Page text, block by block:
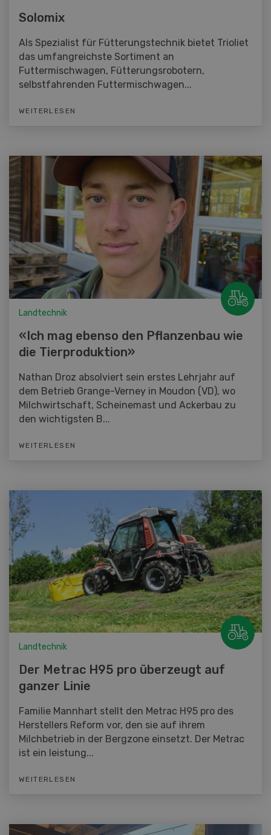
Solomix
Als Spezialist für Fütterungstechnik bietet Trioliet
das umfangreichste Sortiment an
Futtermischwagen, Fütterungsrobotern,
selbstfahrenden Futtermischwagen...
WEITERLESEN
Landtechnik
«Ich mag ebenso den Pflanzenbau wie
die Tierproduktion»
Nathan Droz absolviert sein erstes Lehrjahr auf
dem Betrieb Grange-Verney in Moudon (VD), wo
Milchwirtschaft, Scheinemast und Ackerbau zu
den wichtigsten B...
WEITERLESEN
Landtechnik
Der Metrac H95 pro überzeugt auf
ganzer Linie
Familie Mannhart stellt den Metrac H95 pro des
Herstellers Reform vor, den sie auf ihrem
Milchbetrieb in der Bergzone einsetzt. Der Metrac
ist ein leistung...
WEITERLESEN